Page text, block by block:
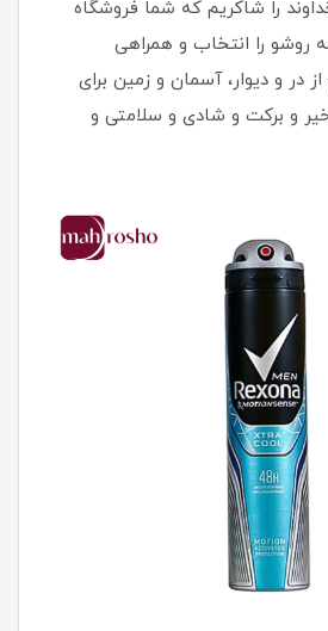
را شاکریم که شما فروشگاه
روشو را انتخاب و همراهی
در و دیوار، آسمان و زمین برای
خیر و برکت و شادی و سلامتی و